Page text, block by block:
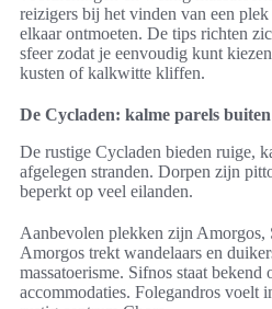
reizigers bij het vinden van een
elkaar ontmoeten. De tips richten
sfeer zodat je eenvoudig kunt
kusten of kalkwitte kliffen.
De Cycladen: kalme parels buiten
De rustige Cycladen bieden ruige,
afgelegen stranden. Dorpen zijn
beperkt op veel eilanden.
Aanbevolen plekken zijn Amorgos,
Amorgos trekt wandelaars en
massatoerisme. Sifnos staat
accommodaties. Folegandros voelt